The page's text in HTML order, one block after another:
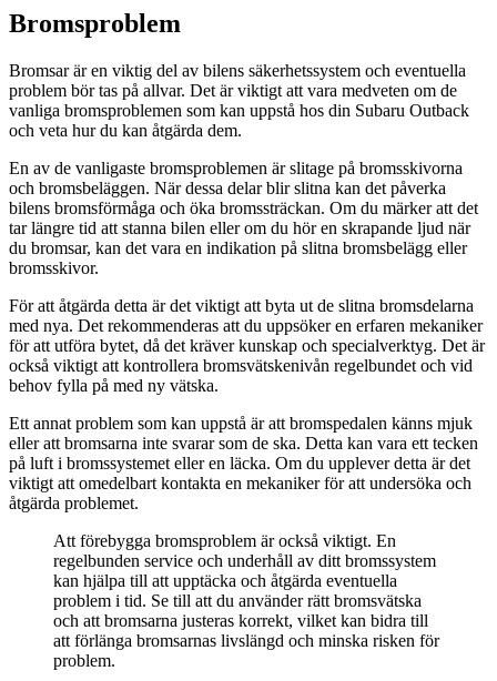
Bromsproblem
Bromsar är en viktig del av bilens säkerhetssystem och eventuella
problem bör tas på allvar. Det är viktigt att vara medveten om de
vanliga bromsproblemen som kan uppstå hos din Subaru Outback
och veta hur du kan åtgärda dem.
En av de vanligaste bromsproblemen är slitage på bromsskivorna
och bromsbeläggen. När dessa delar blir slitna kan det påverka
bilens bromsförmåga och öka bromssträckan. Om du märker att det
tar längre tid att stanna bilen eller om du hör en skrapande ljud när
du bromsar, kan det vara en indikation på slitna bromsbelägg eller
bromsskivor.
För att åtgärda detta är det viktigt att byta ut de slitna bromsdelarna
med nya. Det rekommenderas att du uppsöker en erfaren mekaniker
för att utföra bytet, då det kräver kunskap och specialverktyg. Det är
också viktigt att kontrollera bromsvätskenivån regelbundet och vid
behov fylla på med ny vätska.
Ett annat problem som kan uppstå är att bromspedalen känns mjuk
eller att bromsarna inte svarar som de ska. Detta kan vara ett tecken
på luft i bromssystemet eller en läcka. Om du upplever detta är det
viktigt att omedelbart kontakta en mekaniker för att undersöka och
åtgärda problemet.
Att förebygga bromsproblem är också viktigt. En
regelbunden service och underhåll av ditt bromssystem
kan hjälpa till att upptäcka och åtgärda eventuella
problem i tid. Se till att du använder rätt bromsvätska
och att bromsarna justeras korrekt, vilket kan bidra till
att förlänga bromsarnas livslängd och minska risken för
problem.